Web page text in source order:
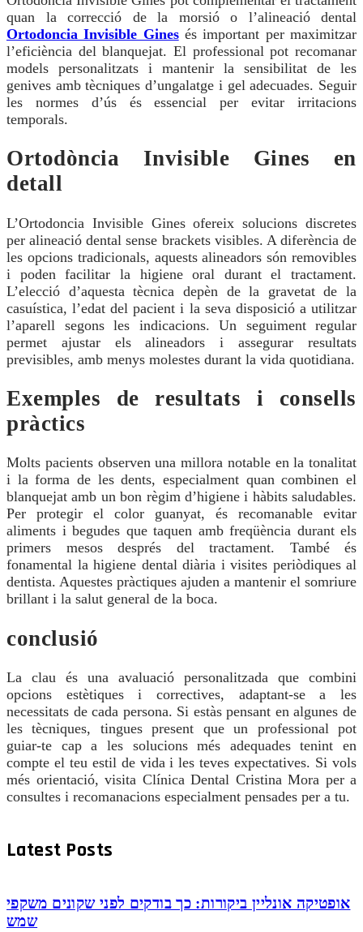
quan la correcció de la morsió o l’alineació dental
Ortodoncia Invisible Ginesés important per maximitzar
l’eficiència del blanquejat. El professional pot recomanar
models personalitzats i mantenir la sensibilitat de les
genives amb tècniques d’ungalatge i gel adecuades. Seguir
les normes d’ús és essencial per evitar irritacions
temporals.
Ortodòncia Invisible Gines en
detall
L’Ortodoncia Invisible Gines ofereix solucions discretes
per alineació dental sense brackets visibles. A diferència de
les opcions tradicionals, aquests alineadors són removibles
i poden facilitar la higiene oral durant el tractament.
L’elecció d’aquesta tècnica depèn de la gravetat de la
casuística, l’edat del pacient i la seva disposició a utilitzar
l’aparell segons les indicacions. Un seguiment regular
permet ajustar els alineadors i assegurar resultats
previsibles, amb menys molestes durant la vida quotidiana.
Exemples de resultats i consells
pràctics
Molts pacients observen una millora notable en la tonalitat
i la forma de les dents, especialment quan combinen el
blanquejat amb un bon règim d’higiene i hàbits saludables.
Per protegir el color guanyat, és recomanable evitar
aliments i begudes que taquen amb freqüència durant els
primers mesos després del tractament. També és
fonamental la higiene dental diària i visites periòdiques al
dentista. Aquestes pràctiques ajuden a mantenir el somriure
brillant i la salut general de la boca.
conclusió
La clau és una avaluació personalitzada que combini
opcions estètiques i correctives, adaptant-se a les
necessitats de cada persona. Si estàs pensant en algunes de
les tècniques, tingues present que un professional pot
guiar-te cap a les solucions més adequades tenint en
compte el teu estil de vida i les teves expectatives. Si vols
més orientació, visita Clínica Dental Cristina Mora per a
consultes i recomanacions especialment pensades per a tu.
Latest Posts
אופטיקה אונליין ביקורות: כך בודקים לפני שקונים משקפי
שמש